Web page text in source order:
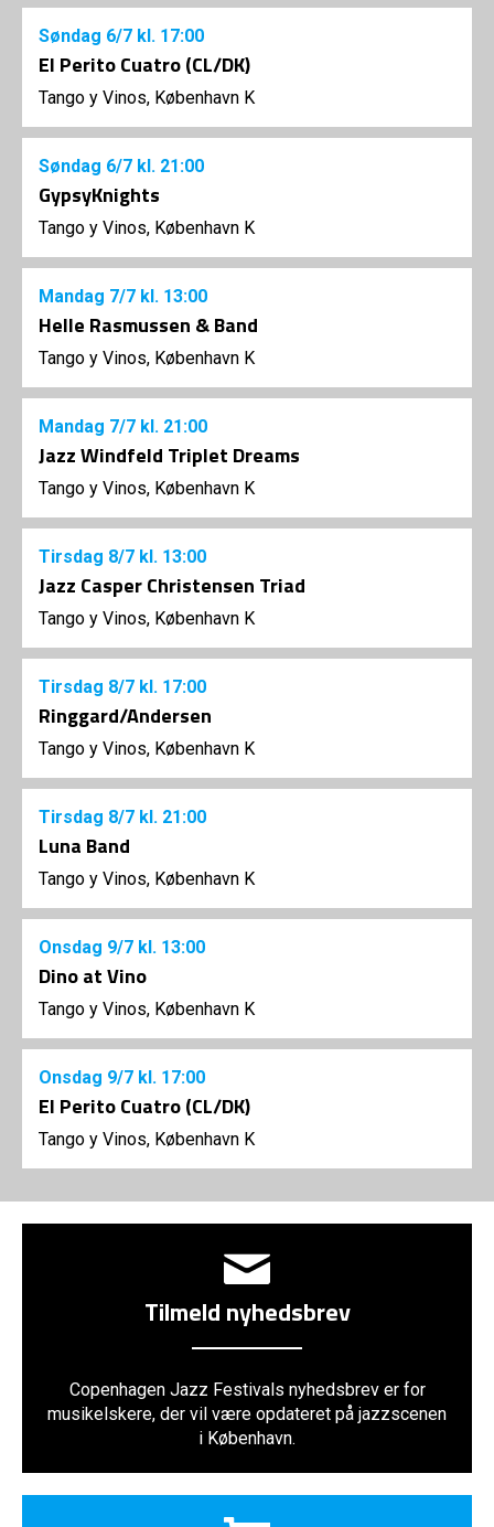
Søndag 6/7 kl. 17:00
El Perito Cuatro (CL/DK)
Tango y Vinos, København K
Søndag 6/7 kl. 21:00
GypsyKnights
Tango y Vinos, København K
Mandag 7/7 kl. 13:00
Helle Rasmussen & Band
Tango y Vinos, København K
Mandag 7/7 kl. 21:00
Jazz Windfeld Triplet Dreams
Tango y Vinos, København K
Tirsdag 8/7 kl. 13:00
Jazz Casper Christensen Triad
Tango y Vinos, København K
Tirsdag 8/7 kl. 17:00
Ringgard/Andersen
Tango y Vinos, København K
Tirsdag 8/7 kl. 21:00
Luna Band
Tango y Vinos, København K
Onsdag 9/7 kl. 13:00
Dino at Vino
Tango y Vinos, København K
Onsdag 9/7 kl. 17:00
El Perito Cuatro (CL/DK)
Tango y Vinos, København K
Tilmeld nyhedsbrev
Copenhagen Jazz Festivals nyhedsbrev er for
musikelskere, der vil være opdateret på jazzscenen
i København.